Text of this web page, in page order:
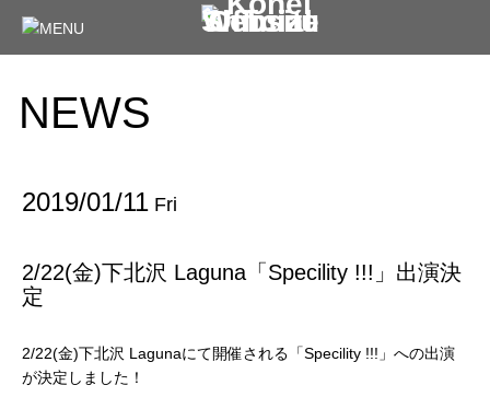
NEWS
2019/01/11 Fri
2/22(金)下北沢 Laguna「Specility !!!」出演決
定
2/22(金)下北沢 Lagunaにて開催される「Specility !!!」への出演
が決定しました！